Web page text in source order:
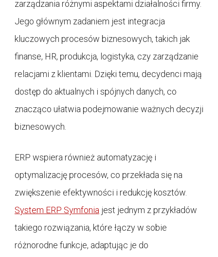
zarządzania różnymi aspektami działalności firmy.
Jego głównym zadaniem jest integracja
kluczowych procesów biznesowych, takich jak
finanse, HR, produkcja, logistyka, czy zarządzanie
relacjami z klientami. Dzięki temu, decydenci mają
dostęp do aktualnych i spójnych danych, co
znacząco ułatwia podejmowanie ważnych decyzji
biznesowych.
ERP wspiera również automatyzację i
optymalizację procesów, co przekłada się na
zwiększenie efektywności i redukcję kosztów.
System ERP Symfonia jest jednym z przykładów
takiego rozwiązania, które łączy w sobie
różnorodne funkcje, adaptując je do